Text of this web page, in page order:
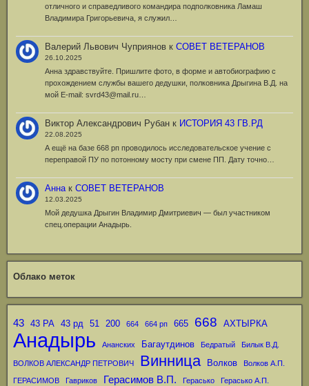
отличного и справедливого командира подполковника Ламаш
Владимира Григорьевича, я служил…
Валерий Львович Чуприянов кСОВЕТ ВЕТЕРАНОВ
26.10.2025
Анна здравствуйте. Пришлите фото, в форме и автобиографию с
прохождением службы вашего дедушки, полковника Дрыгина В.Д. на
мой Е-mail: svrd43@mail.ru…
Виктор Александрович Рубан к ИСТОРИЯ 43 ГВ.РД
22.08.2025
А ещё на базе 668 рп проводилось исследовательское учение с
переправой ПУ по потонному мосту при смене ПП. Дату точно…
АннакСОВЕТ ВЕТЕРАНОВ
12.03.2025
Мой дедушка Дрыгин Владимир Дмитриевич — был участником
спец.операции Анадырь.
Облако меток
43 43 РА 43 рд 51 200 664 664 рп 665 668 АХТЫРКА
Анадырь Ананских Багаутдинов Бедратый Билык В.Д.
ВОЛКОВ АЛЕКСАНДР ПЕТРОВИЧ Винница Волков Волков А.П.
ГЕРАСИМОВ Гавриков Герасимов В.П. Герасько Герасько А.П.